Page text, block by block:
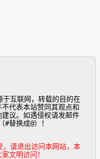
代表本站赞同其观点和
议。如遇侵权请发邮件
换成@）！
，请退出访问本网站，本
文明访问！